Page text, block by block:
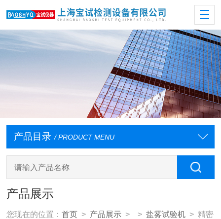
产品目录 / PRODUCT MENU
产品展示
您现在的位置：首页 > 产品展示 > >盐雾试验机 > 精密